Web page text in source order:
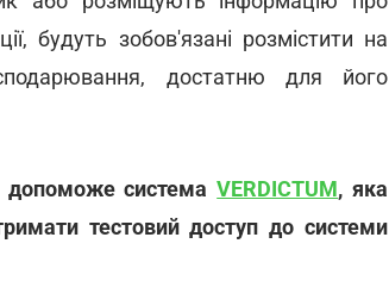
будуть зобов'язані розмістити на
достатню для його
допоможе системаVERDICTUM, яка
тестовий доступ до системи